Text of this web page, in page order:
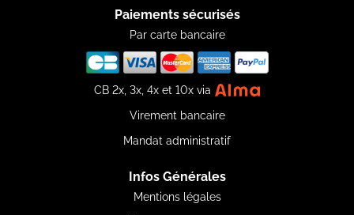
Paiements sécurisés
Par carte bancaire
CB 2x, 3x, 4x et 10x via
Virement bancaire
Mandat administratif
Infos Générales
Mentions légales